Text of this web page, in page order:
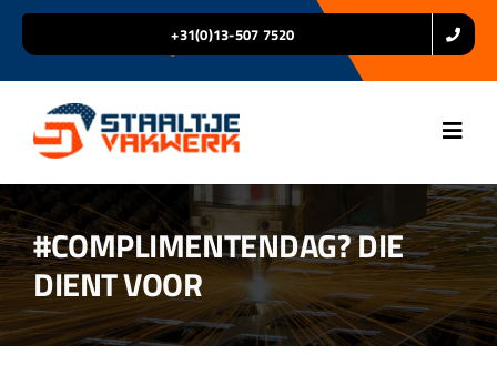
+31(0)13-507 7520
Home
Over ons
#COMPLIMENTENDAG? DIE
DIENT VOOR